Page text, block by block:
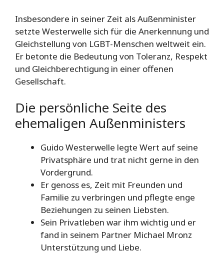
Insbesondere in seiner Zeit als Außenminister
setzte Westerwelle sich für die Anerkennung und
Gleichstellung von LGBT-Menschen weltweit ein.
Er betonte die Bedeutung von Toleranz, Respekt
und Gleichberechtigung in einer offenen
Gesellschaft.
Die persönliche Seite des
ehemaligen Außenministers
Guido Westerwelle legte Wert auf seine
Privatsphäre und trat nicht gerne in den
Vordergrund.
Er genoss es, Zeit mit Freunden und
Familie zu verbringen und pflegte enge
Beziehungen zu seinen Liebsten.
Sein Privatleben war ihm wichtig und er
fand in seinem Partner Michael Mronz
Unterstützung und Liebe.